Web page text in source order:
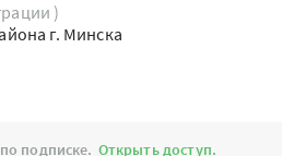
)
г. Минска
подписке. Открыть доступ.